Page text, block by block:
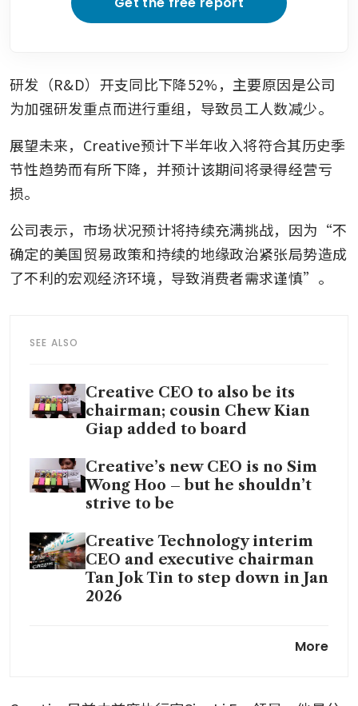
研发（R&D）开支同比下降52%，主要原因是公司
为加强研发重点而进行重组，导致员工人数减少。
展望未来，Creative预计下半年收入将符合其历史季
节性趋势而有所下降，并预计该期间将录得经营亏
损。
公司表示，市场状况预计将持续充满挑战，因为“不
确定的美国贸易政策和持续的地缘政治紧张局势造成
了不利的宏观经济环境，导致消费者需求谨慎”。
SEE ALSO
Creative CEO to also be its
chairman; cousin Chew Kian
Giap added to board
Creative’s new CEO is no Sim
Wong Hoo – but he shouldn’t
strive to be
Creative Technology interim
CEO and executive chairman
Tan Jok Tin to step down in Jan
2026
US$4.4 million, but US tariffMore